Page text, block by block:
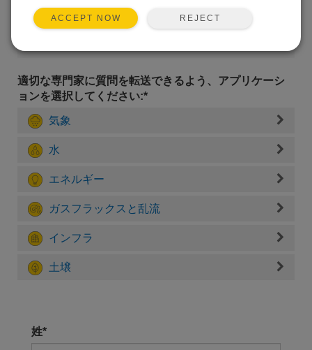
適切な専門家に質問を転送できるよう、アプリケーシ
ョンを選択してください:*
気象
水
エネルギー
ガスフラックスと乱流
インフラ
土壌
姓*
ACCEPT NOW REJECT